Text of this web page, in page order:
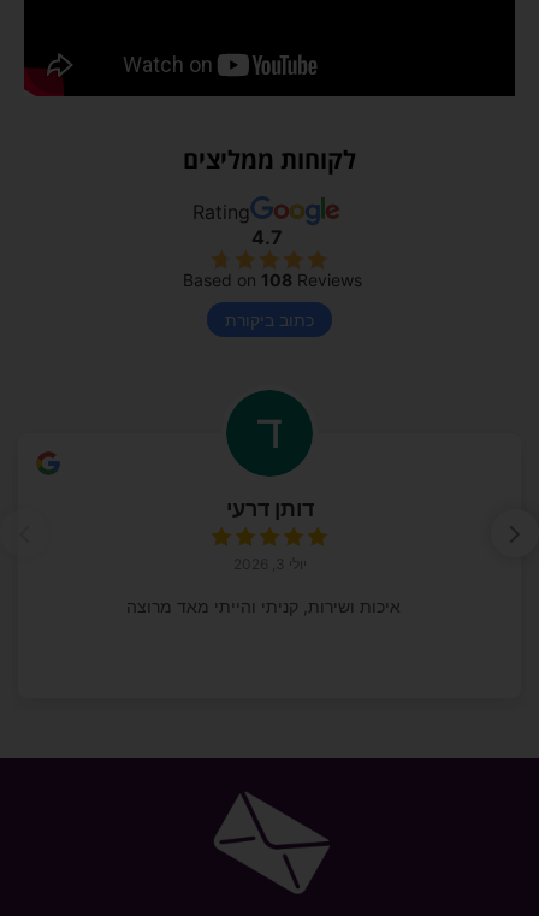
לקוחות ממליצים
Rating
4.7
Based on 108 Reviews
כתוב ביקורת
דותן דרעי
יולי 3, 2026
איכות ושירות, קניתי והייתי מאד מרוצה